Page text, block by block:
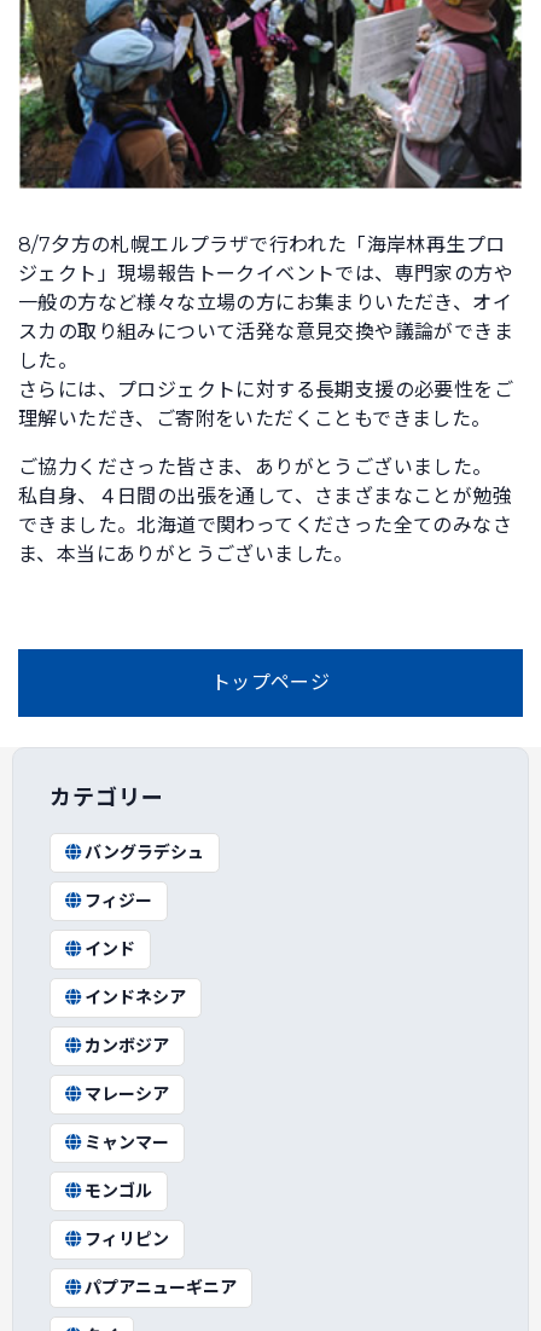
8/7夕方の札幌エルプラザで行われた「海岸林再生プロ
ジェクト」現場報告トークイベントでは、専門家の方や
一般の方など様々な立場の方にお集まりいただき、オイ
スカの取り組みについて活発な意見交換や議論ができま
した。
さらには、プロジェクトに対する長期支援の必要性をご
理解いただき、ご寄附をいただくこともできました。
ご協力くださった皆さま、ありがとうございました。
私自身、４日間の出張を通して、さまざまなことが勉強
できました。北海道で関わってくださった全てのみなさ
ま、本当にありがとうございました。
トップページ
カテゴリー
バングラデシュ
フィジー
インド
インドネシア
カンボジア
マレーシア
ミャンマー
モンゴル
フィリピン
パプアニューギニア